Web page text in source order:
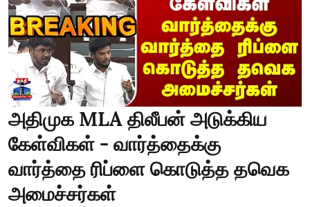
அதிமுக MLA திலீபன் அடுக்கிய
கேள்விகள் - வார்த்தைக்கு
வார்த்தை ரிப்ளை கொடுத்த தவெக
அமைச்சர்கள்